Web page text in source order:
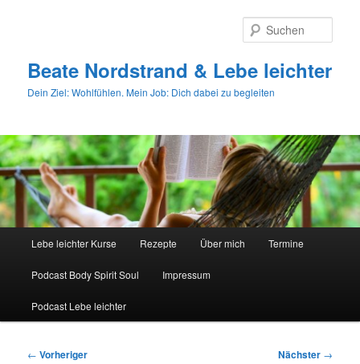
Beate Nordstrand & Lebe leichter
Dein Ziel: Wohlfühlen. Mein Job: Dich dabei zu begleiten
Lebe leichter Kurse Rezepte Über mich Termine
Podcast Body Spirit Soul Impressum
Podcast Lebe leichter
Beitragsnavigation
← Vorheriger Nächster →